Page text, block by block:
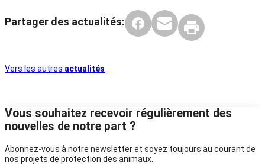
Partager des actualités:
Vers les autres actualités
Vous souhaitez recevoir régulièrement des
nouvelles de notre part ?
Abonnez-vous à notre newsletter et soyez toujours au courant de
nos projets de protection des animaux.